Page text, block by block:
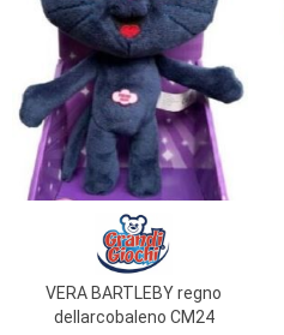
VERA BARTLEBY regno
dellarcobaleno CM24